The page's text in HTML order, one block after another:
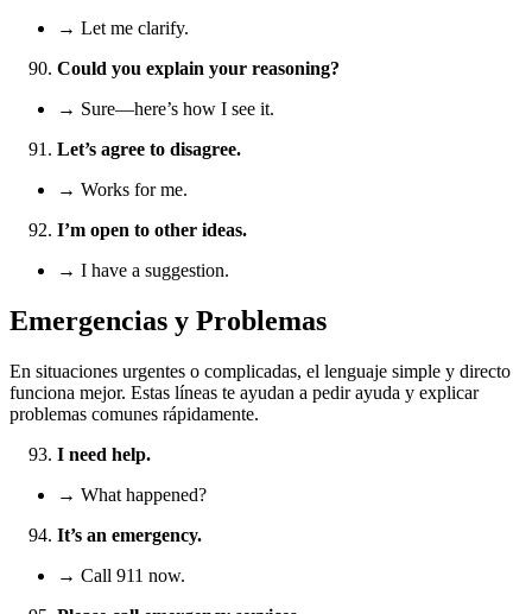
→ Let me clarify.
Could you explain your reasoning?
→ Sure—here’s how I see it.
Let’s agree to disagree.
→ Works for me.
I’m open to other ideas.
→ I have a suggestion.
Emergencias y Problemas
En situaciones urgentes o complicadas, el lenguaje simple y directo
funciona mejor. Estas líneas te ayudan a pedir ayuda y explicar
problemas comunes rápidamente.
I need help.
→ What happened?
It’s an emergency.
→ Call 911 now.